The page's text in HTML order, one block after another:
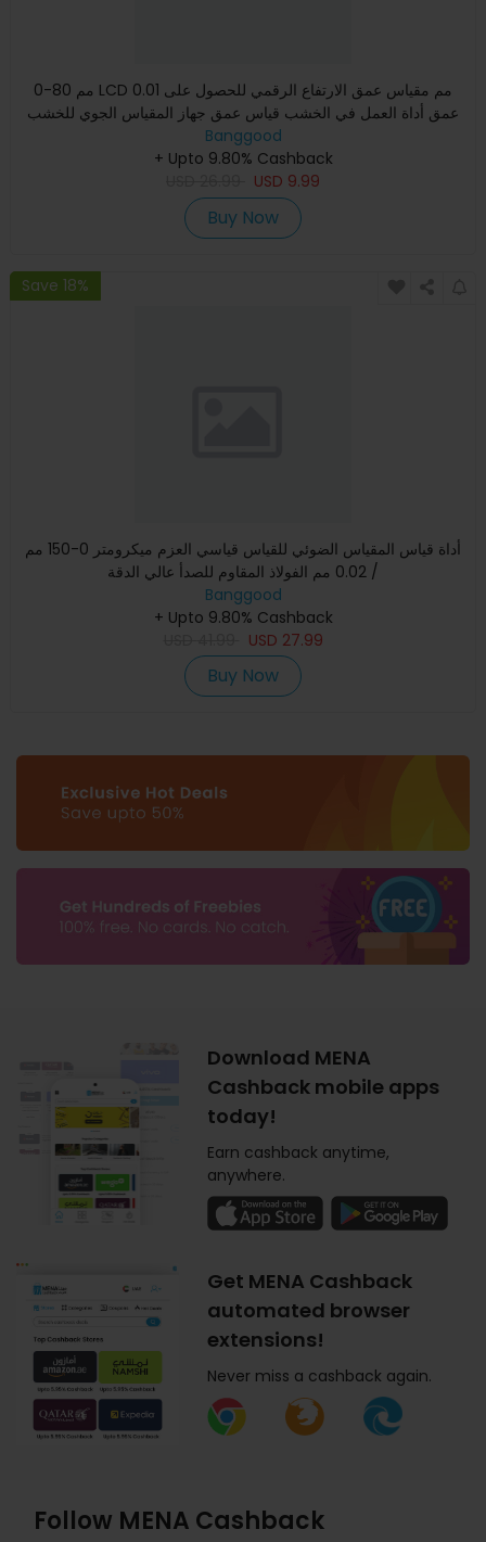
0-80 مم LCD 0.01 مم مقياس عمق الارتفاع الرقمي للحصول على
عمق أداة العمل في الخشب قياس عمق جهاز المقياس الجوي للخشب
المسط
Banggood
+ Upto 9.80% Cashback
USD 9.99
Buy Now
Save 18%
أداة قياس المقياس الضوئي للقياس قياسي العزم ميكرومتر 0-150 مم
/ 0.02 مم الفولاذ المقاوم للصدأ عالي الدقة
Banggood
+ Upto 9.80% Cashback
USD 27.99
Buy Now
Download MENA
Cashback mobile apps
today!
Earn cashback anytime,
anywhere.
Get MENA Cashback
automated browser
extensions!
Never miss a cashback again.
Follow MENA Cashback